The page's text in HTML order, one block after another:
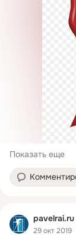
Показать еще
pavelrai.ru
29 окт 2019